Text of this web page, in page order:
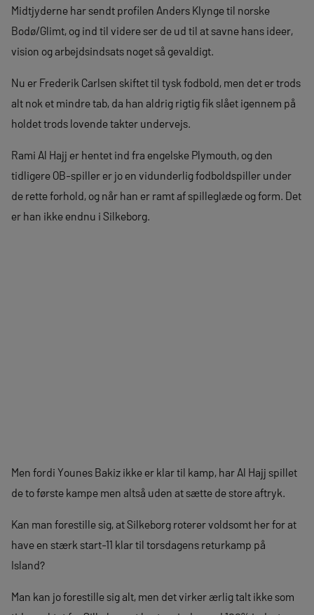
Midtjyderne har sendt profilen Anders Klynge til norske
Bodø/Glimt, og ind til videre ser de ud til at savne hans ideer,
vision og arbejdsindsats noget så gevaldigt.
Nu er Frederik Carlsen skiftet til tysk fodbold, men det er trods
alt nok et mindre tab, da han aldrig rigtig fik slået igennem på
holdet trods lovende takter undervejs.
Rami Al Hajj er hentet ind fra engelske Plymouth, og den
tidligere OB-spiller er jo en vidunderlig fodboldspiller under
de rette forhold, og når han er ramt af spilleglæde og form. Det
er han ikke endnu i Silkeborg.
Men fordi Younes Bakiz ikke er klar til kamp, har Al Hajj spillet
de to første kampe men altså uden at sætte de store aftryk.
Kan man forestille sig, at Silkeborg roterer voldsomt her for at
have en stærk start-11 klar til torsdagens returkamp på
Island?
Man kan jo forestille sig alt, men det virker ærlig talt ikke som